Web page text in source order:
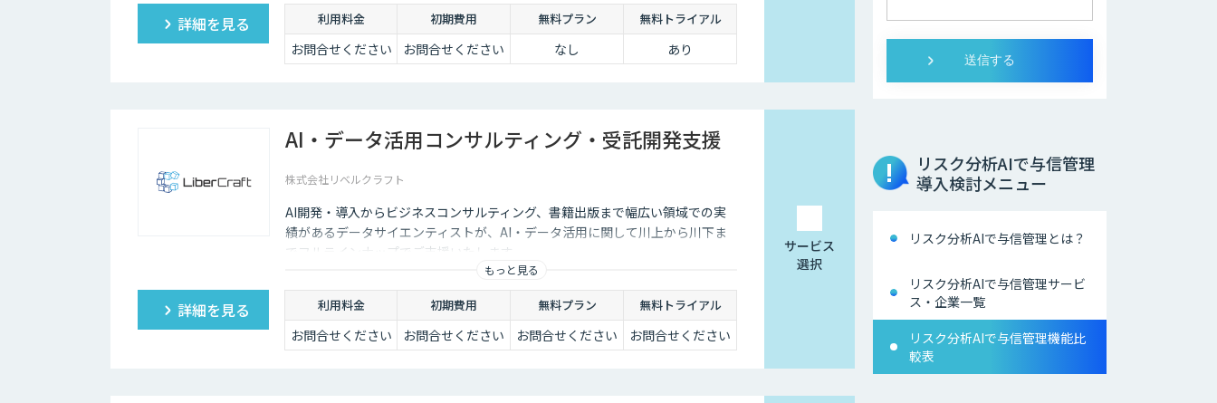
詳細を見る 利用料金 初期費用 無料プラン 無料トライアル
お問合せください お問合せください なし あり
AI・データ活用コンサルティング・受託開発支援
株式会社リベルクラフト
AI開発・導入からビジネスコンサルティング、書籍出版まで幅広い領域での実
績があるデータサイエンティストが、AI・データ活用に関して川上から川下ま
でフルラインナップでご支援いたします。
もっと見る
詳細を見る 利用料金 初期費用 無料プラン 無料トライアル
お問合せください お問合せください お問合せください お問合せください
サービス
選択
リスク分析AIで与信管理
導入検討メニュー
リスク分析AIで与信管理とは？
リスク分析AIで与信管理サービ
ス・企業一覧
リスク分析AIで与信管理機能比
較表